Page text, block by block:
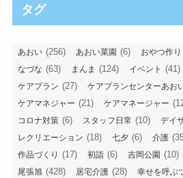
タグ
あおい (256) あおい菜園 (6) おやつ作り
なづな (63) まんま (124) イベント (41)
ケアプラン (27) ケアプランセンターあお
ケアマネジャー (21) ケアマネージャー
コロナ対策 (6) スタッフ日常 (10) デイ
レクリエーション (18) 七夕 (6) 介護
作品づくり (17) 初詣 (6) 吉岡公園 (10)
尾張旭 (428) 居宅介護 (28) 幸せを呼ぶ